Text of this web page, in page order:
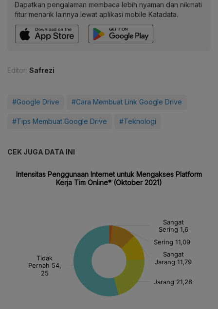
Dapatkan pengalaman membaca lebih nyaman dan nikmati
fitur menarik lainnya lewat aplikasi mobile Katadata.
Editor: Safrezi
#Google Drive #Cara Membuat Link Google Drive
#Tips Membuat Google Drive #Teknologi
CEK JUGA DATA INI